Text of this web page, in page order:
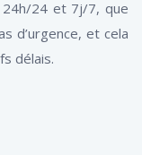
24h/24 et 7j/7, que
d’urgence, et cela
délais.